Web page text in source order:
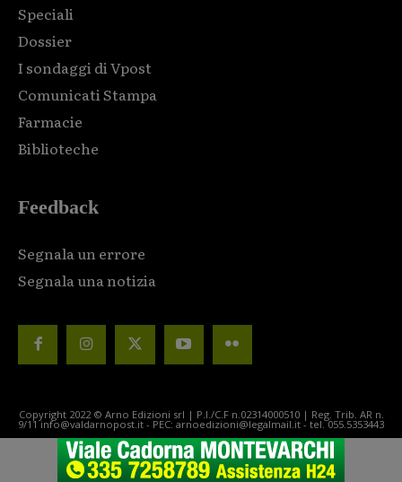
Speciali
Dossier
I sondaggi di Vpost
Comunicati Stampa
Farmacie
Biblioteche
Feedback
Segnala un errore
Segnala una notizia
Copyright 2022 © Arno Edizioni srl | P.I./C.F n.02314000510 | Reg. Trib. AR n.
9/11 info@valdarnopost.it - PEC: arnoedizioni@legalmail.it - tel. 055.5353443